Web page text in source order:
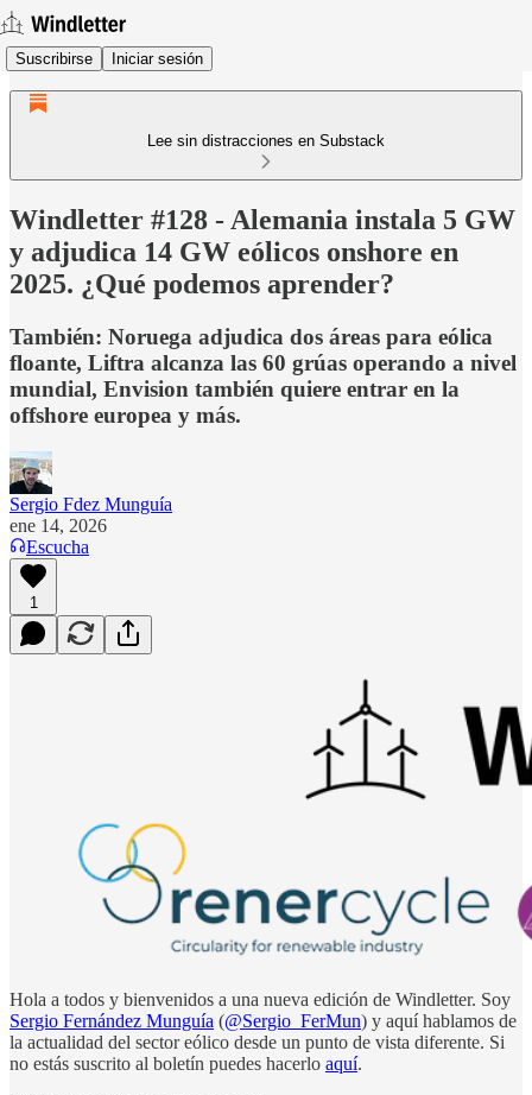
Suscribirse Iniciar sesión
Lee sin distracciones en Substack
Windletter #128 - Alemania instala 5 GW
y adjudica 14 GW eólicos onshore en
2025. ¿Qué podemos aprender?
También: Noruega adjudica dos áreas para eólica
floante, Liftra alcanza las 60 grúas operando a nivel
mundial, Envision también quiere entrar en la
offshore europea y más.
Sergio Fdez Munguía
ene 14, 2026
Escucha
1
Hola a todos y bienvenidos a una nueva edición de Windletter. Soy
Sergio Fernández Munguía (@Sergio_FerMun) y aquí hablamos de
la actualidad del sector eólico desde un punto de vista diferente. Si
no estás suscrito al boletín puedes hacerlo aquí.